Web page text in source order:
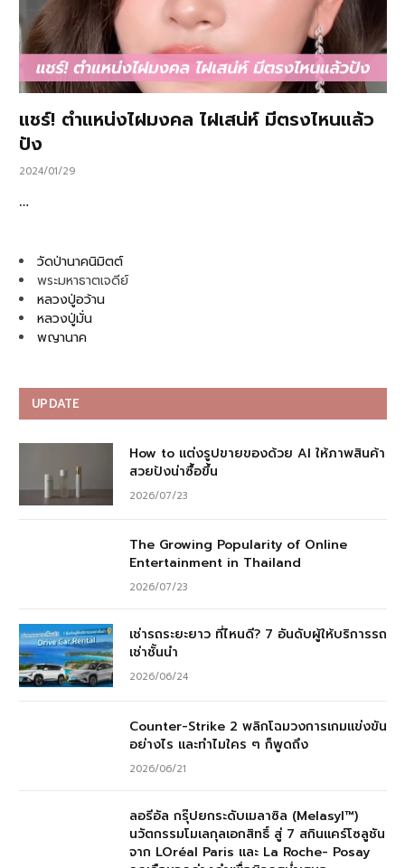
แชร์! ตำแหน่งไฝมงคล ไฝเสน่ห์ มีตรงไหนแล้ว
ปัง
2024/01/29
…
วัดป่านาคนิมิตต์
พระมหาธาตเจดีย์
หลวงปู่อว้าน
หลวงปู่มั่น
พญานาค
UPDATE
How to แต่งรูปขายของด้วย AI ให้ภาพสินค้า
สวยปังน่าซื้อขึ้น
2026/07/23
The Growing Popularity of Online
Entertainment in Thailand
2026/07/23
เช่ารถระยะยาว ที่ไหนดี? 7 อันดับผู้ให้บริการรถ
เช่าชั้นนำ
2026/06/24
Counter-Strike 2 พลิกโฉมวงการเกมแข่งขัน
อย่างไร และทำไมใคร ๆ ก็พูดถึง
2026/06/21
ลอรีอัล กรุ๊ปยกระดับเมลาซิล (Melasyl™)
นวัตกรรมโมเลกุลเอกสิทธิ์ สู่ 7 สกินแคร์โซลูชัน
จาก LOréal Paris และ La Roche- Posay